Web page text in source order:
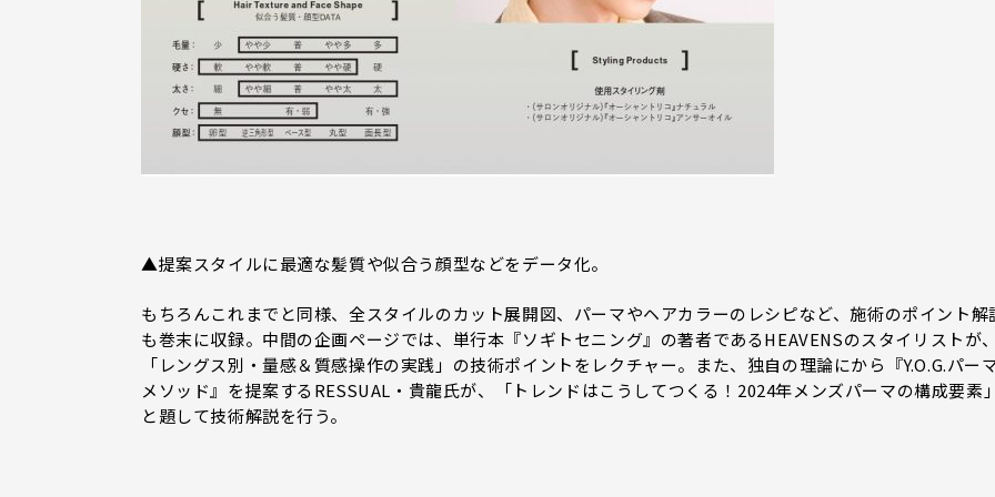
▲提案スタイルに最適な髪質や似合う顔型などをデータ化。
もちろんこれまでと同様、全スタイルのカット展開図、パーマやヘアカラーのレシピなど、施術のポイント解
も巻末に収録。中間の企画ページでは、単行本『ソギトセニング』の著者であるHEAVENSのスタイリストが、
「レングス別・量感＆質感操作の実践」の技術ポイントをレクチャー。また、独自の理論にから『Y.O.G.パー
メソッド』を提案するRESSUAL・貴龍氏が、「トレンドはこうしてつくる！2024年メンズパーマの構成要素」
と題して技術解説を行う。